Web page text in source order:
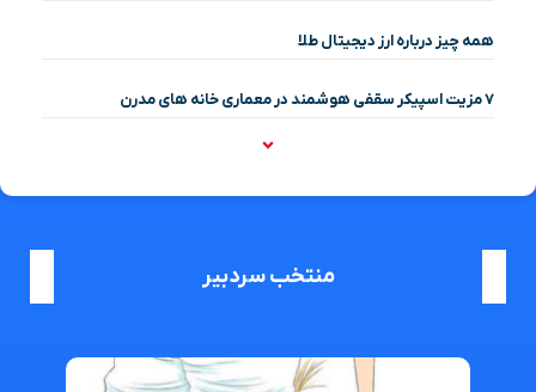
همه چیز درباره ارز دیجیتال طلا
۷ مزیت اسپیکر سقفی هوشمند در معماری خانه‌ های مدرن
منتخب سردبیر